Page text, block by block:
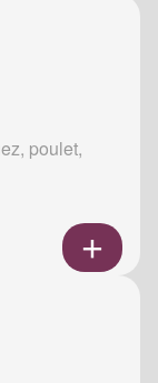
poulet,